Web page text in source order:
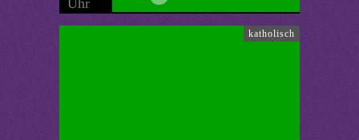
Uhr
katholisch